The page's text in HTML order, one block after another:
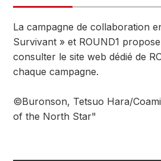
La campagne de collaboration
Survivant » et ROUND1
consulter le site web dédié de
chaque campagne.
©Buronson, Tetsuo Hara/
of the North Star"